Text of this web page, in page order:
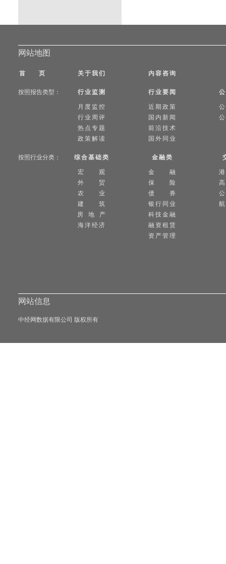
网站地图
首 页 关于我们 内容咨询
按照报告类型： 行业监测
月度监控
行业周评
热点专题
政策解读
行业要闻
近期政策
国内新闻
前沿技术
国外同业
按照行业分类： 综合基础类
宏 观
外 贸
农 业
建 筑
房 地 产
海洋经济
金融类
金 融
保 险
债 券
银行同业
科技金融
融资租赁
资产管理
网站信息
中经网数据有限公司 版权所有